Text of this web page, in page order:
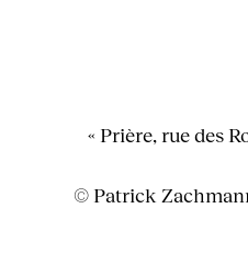
« Prière, rue des
© Patrick